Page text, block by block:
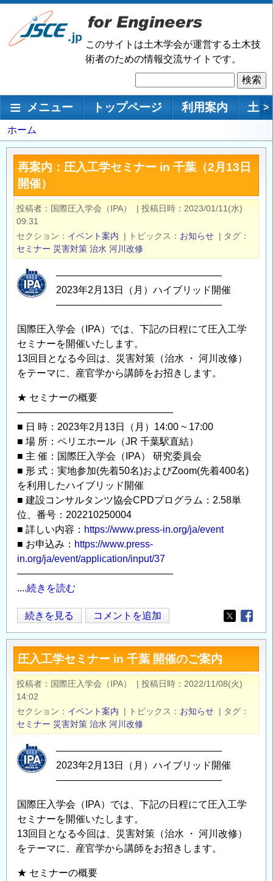
メ
ン
移
このサイトは土木学会が運営する土木技
術者のための情報交流サイトです。
索
メインナビゲーション
メニュー トップページ 利用案内 土 >
パ
ン
く
ず
ホーム
再案内：圧入工学セミナー in 千葉（2月13日
開催）
投稿者 国際圧入学会（IPA） | 投稿日時
2023/01/11(水)
09:31
セクション
イベント案内 | トピックス お知らせ | タグ
セミナー 災害対策 治水 河川改修
―――――――――――――――――
2023年2月13日（月）ハイブリッド開催
―――――――――――――――――
国際圧入学会（IPA）では、下記の日程にて圧入工学
セミナーを開催いたします。
13回目となる今回は、災害対策（治水 ・ 河川改修）
をテーマに、産官学から講師をお招きします。
★ セミナーの概要
————————————————
■ 日 時：2023年2月13日（月）14:00 ~ 17:00
■ 場 所：ペリエホール（JR 千葉駅直結）
■ 主 催：国際圧入学会（IPA） 研究委員会
■ 形 式：実地参加(先着50名)およびZoom(先着400名)
を利用したハイブリッド開催
■ 建設コンサルタンツ協会CPDプログラム：2.58単
位、番号：202210250004
■ 詳しい内容： https://www.press-in.org/ja/event
■ お申込み： https://www.press-
in.org/ja/event/application/input/37
————————————————
....続きを読む
再
案
内：
圧
入
工
学
セ
ナ
ー
千
葉
（2
月
日
続きを見る コメントを追加
Opens in
圧入工学セミナー in 千葉 開催のご案内
投稿者 国際圧入学会（IPA） | 投稿日時
2022/11/08(火)
14:02
セクション
イベント案内 | トピックス お知らせ | タグ
セミナー 災害対策 治水 河川改修
―――――――――――――――――
2023年2月13日（月）ハイブリッド開催
―――――――――――――――――
国際圧入学会（IPA）では、下記の日程にて圧入工学
セミナーを開催いたします。
13回目となる今回は、災害対策（治水 ・ 河川改修）
をテーマに、産官学から講師をお招きします。
★ セミナーの概要